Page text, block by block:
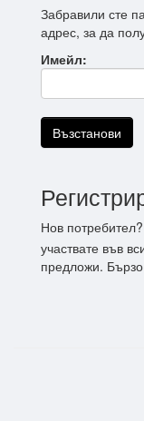
Забравили сте
адрес, за да
Имейл:
Нов потребител?
участвате във
предложи.